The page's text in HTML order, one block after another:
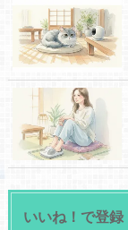
いいね！で登録